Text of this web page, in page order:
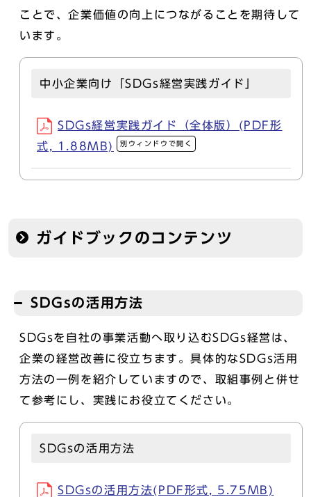
ことで、企業価値の向上につながることを期待して
います。
中小企業向け「SDGs経営実践ガイド」
SDGs経営実践ガイド（全体版）(PDF形
式, 1.88MB)
別ウィンドウで開く
ガイドブックのコンテンツ
SDGsの活用方法
SDGsを自社の事業活動へ取り込むSDGs経営は、
企業の経営改善に役立ちます。具体的なSDGs活用
方法の一例を紹介していますので、取組事例と併せ
て参考にし、実践にお役立てください。
SDGsの活用方法
SDGsの活用方法(PDF形式, 5.75MB)